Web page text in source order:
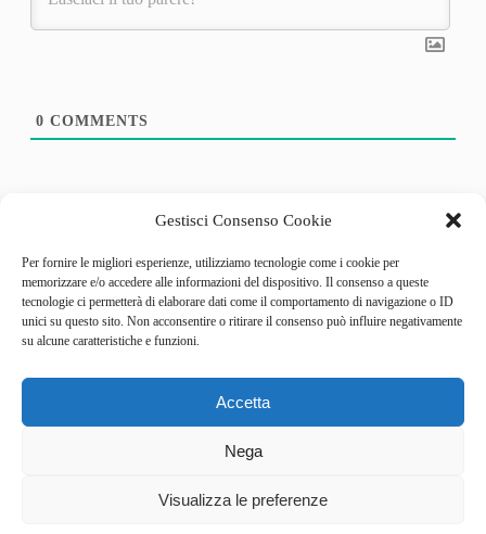
Gestisci Consenso Cookie
Per fornire le migliori esperienze, utilizziamo tecnologie come i cookie per
memorizzare e/o accedere alle informazioni del dispositivo. Il consenso a queste
tecnologie ci permetterà di elaborare dati come il comportamento di navigazione o ID
unici su questo sito. Non acconsentire o ritirare il consenso può influire negativamente
su alcune caratteristiche e funzioni.
Accetta
Nega
Visualizza le preferenze
0 COMMENTS
Categories
GameSpotlight
News